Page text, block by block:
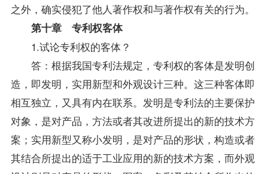
之外，确实侵犯了他人著作权和与著作权有关的行为。
第十章 专利权客体
1.试论专利权的客体？
答：根据我国专利法规定，专利权的客体是发明创
造，即发明，实用新型和外观设计三种。这三种客体即
相互独立，又具有内在联系。发明是专利法的主要保护
对象，是对产品，方法或者其改进所提出的新的技术方
案；实用新型又称小发明，是对产品的形状，构造或者
其结合所提出的适于工业应用的新的技术方案，而外观